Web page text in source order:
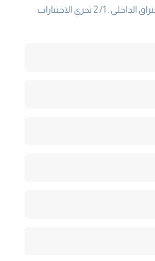
1/ 1 تختص هذه المواصفة القياسية باختبار خصائص أداء عنصر الامرار الجانبى لمرشحات(فلاتر) زيت السريان الكامل المستخدمة فى محركات الاحتراق الداخلى . 1/ 2 تجري الاختبارات